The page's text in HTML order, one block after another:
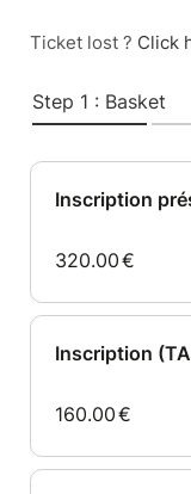
Ticket lost ? Click
Step 1 : Basket
Inscription
320.00€
Inscription
160.00€